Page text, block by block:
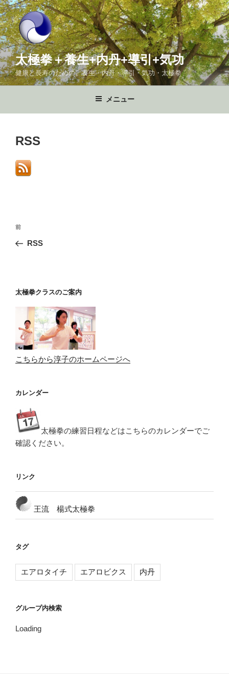
コ
ン
テ
ン
ツ
へ
ス
プ
太極拳＋養生+内丹+導引+気功
健康と長寿のための、養生・内丹・導引・気功・太極拳
メニュー
RSS
投
ナ
ー
ョ
ン
前
の
前
RSS
太極拳クラスのご案内
こちらから淳子のホームページへ
カレンダー
太極拳の練習日程などはこちらのカレンダーでご
確認ください。
リンク
王流 楊式太極拳
タグ
エアロタイチ エアロビクス 内丹
グループ内検索
Loading